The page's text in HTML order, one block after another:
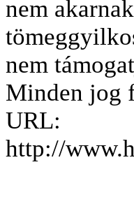
nem
nem
Minden jog
URL:
http://